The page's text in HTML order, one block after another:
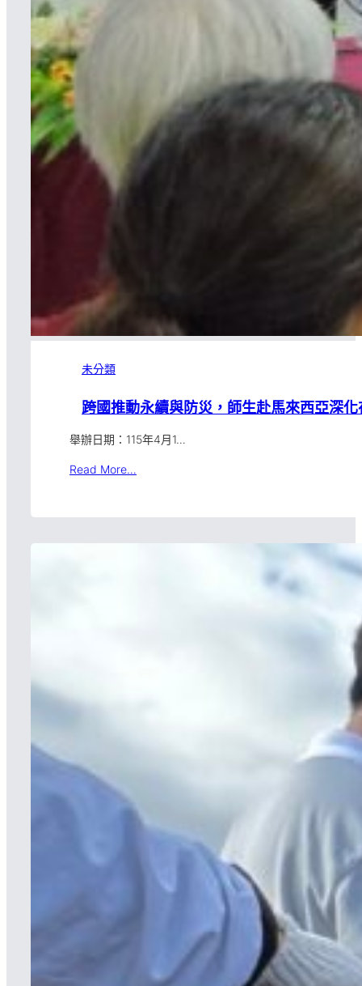
未分類
跨國推動永續與防災，師生赴馬來西亞深
舉辦日期：115年4月1…
Read More…